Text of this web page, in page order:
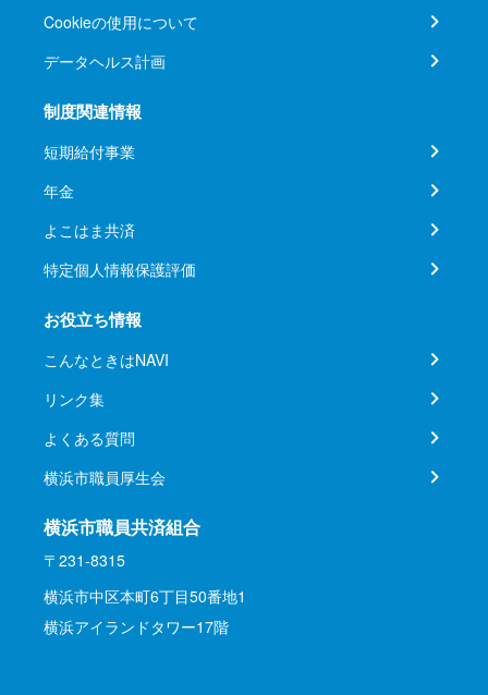
Cookieの使用について
データヘルス計画
制度関連情報
短期給付事業
年金
よこはま共済
特定個人情報保護評価
お役立ち情報
こんなときはNAVI
リンク集
よくある質問
横浜市職員厚生会
横浜市職員共済組合
〒231-8315
横浜市中区本町6丁目50番地1
横浜アイランドタワー17階